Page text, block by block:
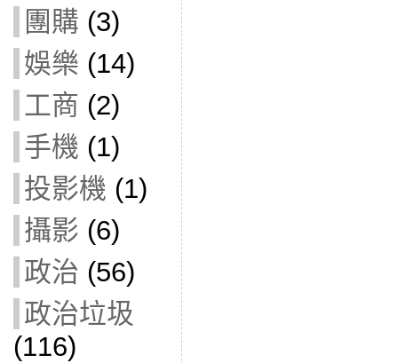
團購 (3)
娛樂 (14)
工商 (2)
手機 (1)
投影機 (1)
攝影 (6)
政治 (56)
政治垃圾
(116)